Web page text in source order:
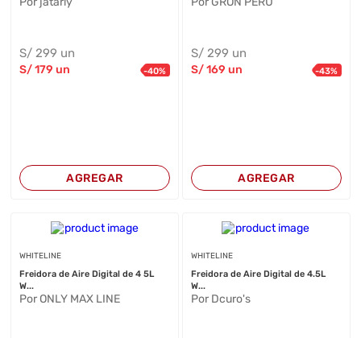
S/299 un
S/179 un -40%
AGREGAR
S/ 299 un
S/169 un -43%
AGREGAR
WHITELINE
Freidora de Aire Digital de 4 5L
W...
Por ONLY MAX LINE
WHITELINE
Freidora de Aire Digital de 4.5L
W...
Por Dcuro's